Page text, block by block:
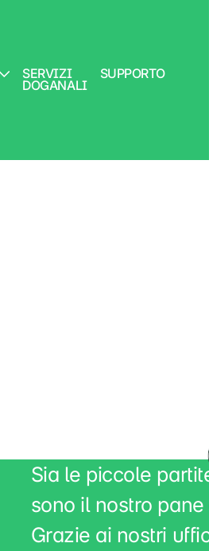
SERVIZI
DOGANALI
SUPPORTO
Sia le piccole
sono il nostro
Grazie ai nostri